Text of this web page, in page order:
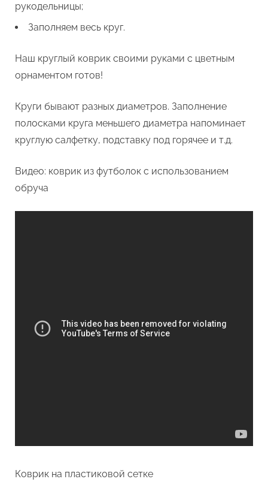
рукодельницы;
Заполняем весь круг.
Наш круглый коврик своими руками с цветным
орнаментом готов!
Круги бывают разных диаметров. Заполнение
полосками круга меньшего диаметра напоминает
круглую салфетку, подставку под горячее и т.д.
Видео: коврик из футболок с использованием
обруча
Коврик на пластиковой сетке